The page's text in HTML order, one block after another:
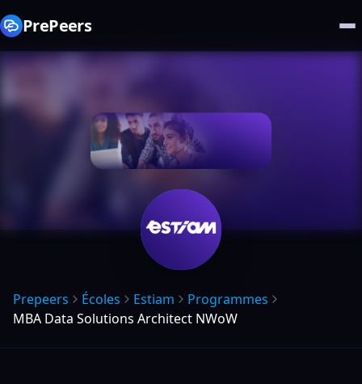
PrePeers
Prepeers Écoles Estiam
Programmes
MBA Data Solutions Architect NWoW